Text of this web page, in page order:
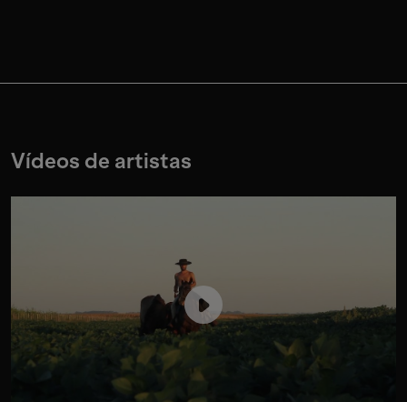
Vídeos de artistas